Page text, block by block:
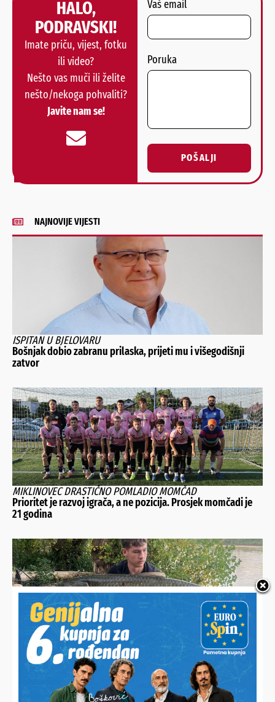
HALO,
PODRAVSKI!
Imate priču, vijest, fotku
ili video?
Nešto vas muči ili želite
nešto/nekoga pohvaliti?
Javite nam se!
Vaš email
Poruka
POŠALJI
Alternative:
NAJNOVIJE VIJESTI
ISPITAN U BJELOVARU
Bošnjak dobio zabranu prilaska, prijeti mu i višegodišnji
zatvor
MIKLINOVEC DRASTIČNO POMLADIO MOMČAD
Prioritet je razvoj igrača, a ne pozicija. Prosjek momčadi je
21 godina
LOVRO (22) ULOVIO AMURA OD 18 KILA
Prvo je pomislio da je zakačio nekakvu granu, ali nakon pola
sata borbe u rukama imao svoj najdraži ulov dosad